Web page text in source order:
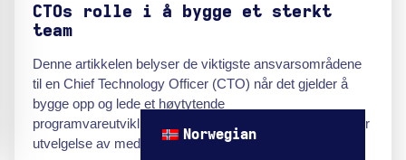
CTOs rolle i å bygge et sterkt
team
Denne artikkelen belyser de viktigste ansvarsområdene
til en Chief Technology Officer (CTO) når det gjelder å
bygge opp og lede et høytytende
programvareutviklingsteam. Den gir innsikt i strategier for
utvelgelse av medarbeidere, som...
Norwegian